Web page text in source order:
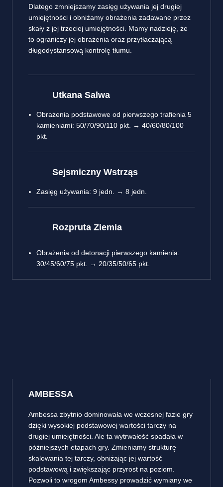
Dlatego zmniejszamy zasięg używania jej drugiej
umiejętności i obniżamy obrażenia zadawane przez
skały z jej trzeciej umiejętności. Mamy nadzieję, że
to ograniczy jej obrażenia oraz przytłaczającą
długodystansową kontrolę tłumu.
Utkana Salwa
Obrażenia podstawowe od pierwszego trafienia 5
kamieniami: 50/70/90/110 pkt. → 40/60/80/100
pkt.
Sejsmiczny Wstrząs
Zasięg używania: 9 jedn. → 8 jedn.
Rozpruta Ziemia
Obrażenia od detonacji pierwszego kamienia:
30/45/60/75 pkt. → 20/35/50/65 pkt.
AMBESSA
Ambessa zbytnio dominowała we wczesnej fazie gry
dzięki wysokiej podstawowej wartości tarczy na
drugiej umiejętności. Ale ta wytrwałość spadała w
późniejszych etapach gry. Zmieniamy strukturę
skalowania tej tarczy, obniżając jej wartość
podstawową i zwiększając przyrost na poziom.
Pozwoli to wrogom Ambessy prowadzić wymiany we